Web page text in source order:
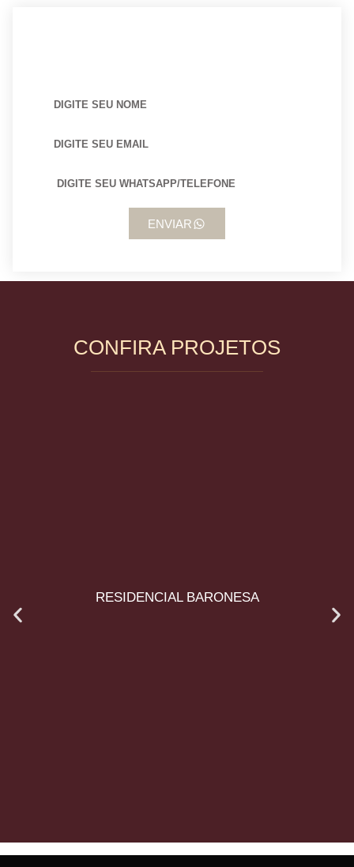
ENVIAR
CONFIRA PROJETOS
RESIDENCIAL BARONESA